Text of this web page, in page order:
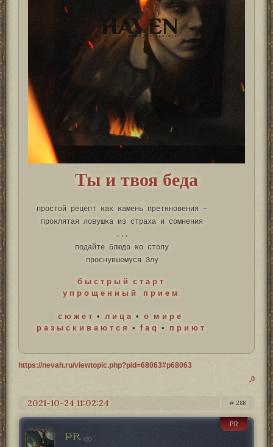
Ты и твоя беда
простой рецепт как камень преткновения —
проклятая ловушка из страха и сомнения
...
подайте блюдо ко столу
проснувшемуся Злу
б ы с т р ы й с т а р т
у п р о щ е н н ы й п р и е м
с ю ж е т• л и ц а• о м и р е
р а з ы с к и в а ю т с я • f a q • п р и ю т
https://nevah.ru/viewtopic.php?pid=68063#p68063
0
288
2021-10-24 11:02:24
PR
PR